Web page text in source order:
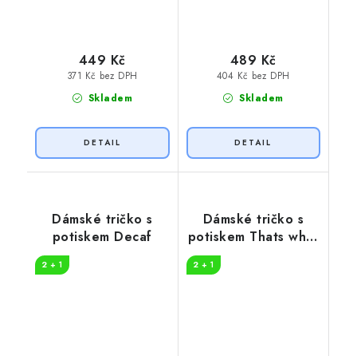
Skladem
371 Kč bez DPH
449 Kč
Skladem
404 Kč bez DPH
489 Kč
Dámské tričko s
potiskem Decaf
2 + 1
Dámské tričko s
potiskem Thats what
2 + 1